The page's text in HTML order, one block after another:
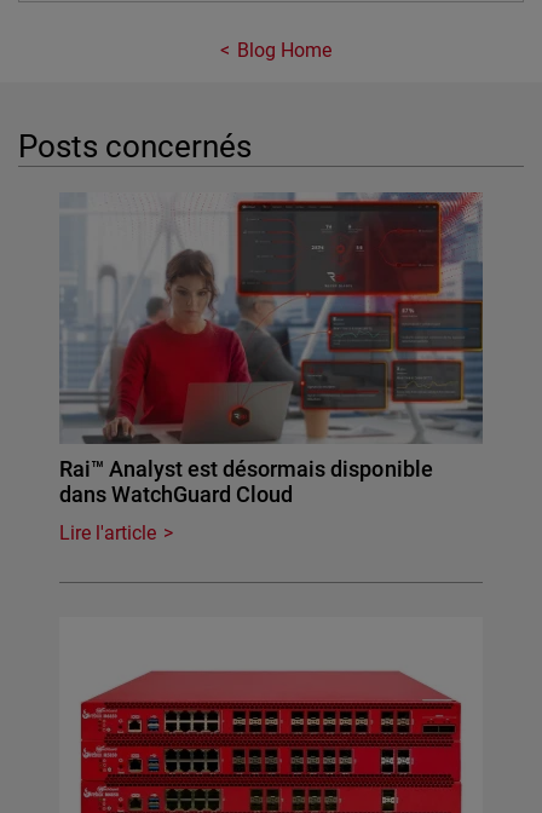
Blog Home
Posts concernés
Rai™ Analyst est désormais disponible
dans WatchGuard Cloud
Lire l'article